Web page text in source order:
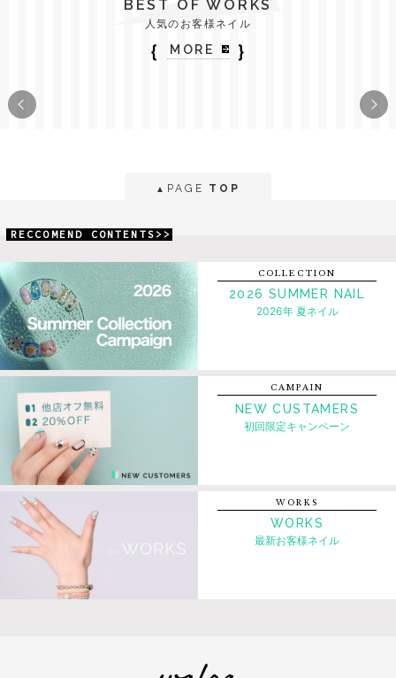
BEST OF WORKS
人気のお客様ネイル
｛ MORE ｝
▲ PAGE TOP
RECCOMEND CONTENTS>>
COLLECTION
2026 SUMMER NAIL
2026年 夏ネイル
CAMPAIN
NEW CUSTAMERS
初回限定キャンペーン
WORKS
WORKS
最新お客様ネイル